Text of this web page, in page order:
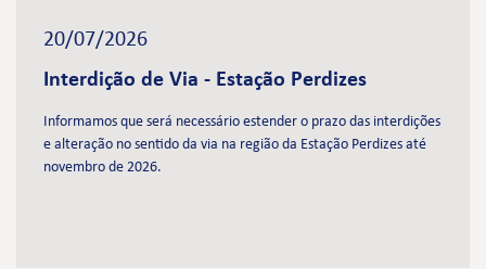
20/07/2026
Interdição de Via - Estação Perdizes
Informamos que será necessário estender o prazo das interdições
e alteração no sentido da via na região da Estação Perdizes até
novembro de 2026.